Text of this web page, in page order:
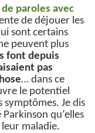
paroles avec
de déjouer les
sont certains
peuvent plus
font depuis
pas
… dans ce
le potentiel
Je dis
qu’elles
maladie.